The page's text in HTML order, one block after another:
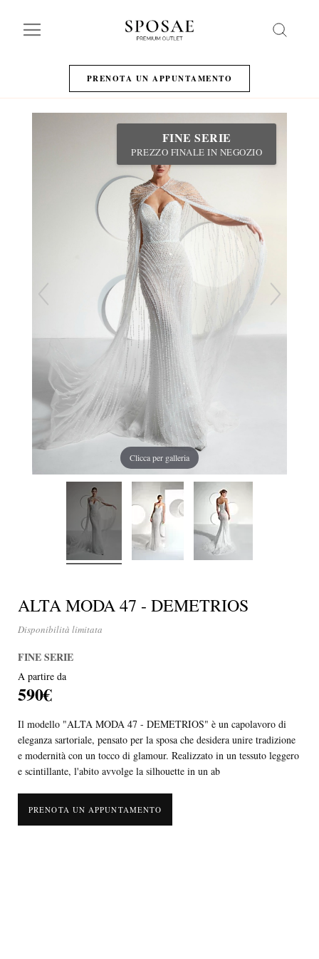
PRENOTA UN APPUNTAMENTO
FINE SERIE
PREZZO FINALE IN NEGOZIO
Clicca per galleria
ALTA MODA 47 - DEMETRIOS
Disponibilità limitata
FINE SERIE
A partire da
590€
Il modello "ALTA MODA 47 - DEMETRIOS" è un capolavoro di
eleganza sartoriale, pensato per la sposa che desidera unire tradizione
e modernità con un tocco di glamour. Realizzato in un tessuto leggero
e scintillante, l'abito avvolge la silhouette in un ab
PRENOTA UN APPUNTAMENTO